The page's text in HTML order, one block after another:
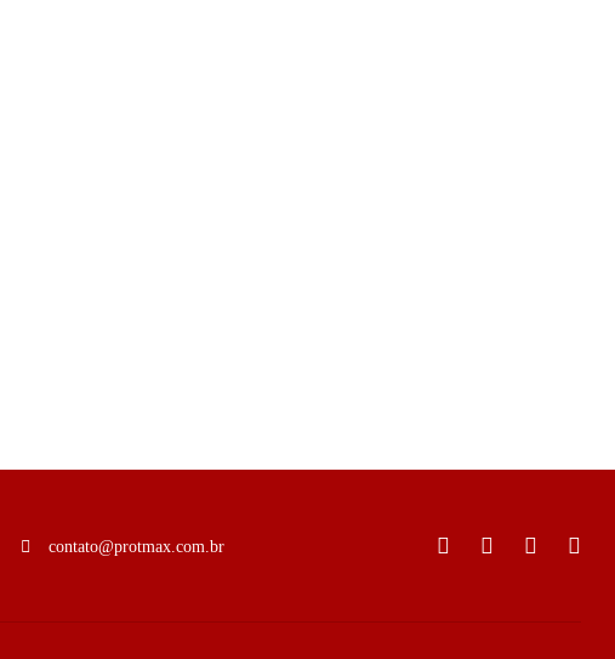
contato@protmax.com.br